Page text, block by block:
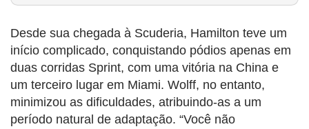
Desde sua chegada à Scuderia, Hamilton teve um
início complicado, conquistando pódios apenas em
duas corridas Sprint, com uma vitória na China e
um terceiro lugar em Miami. Wolff, no entanto,
minimizou as dificuldades, atribuindo-as a um
período natural de adaptação. “Você não